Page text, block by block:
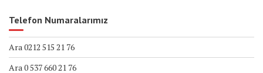
Telefon Numaralarımız
Ara 0212 515 21 76
Ara 0 537 660 21 76